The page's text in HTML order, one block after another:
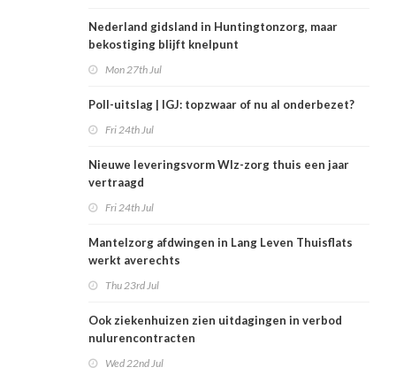
Nederland gidsland in Huntingtonzorg, maar
bekostiging blijft knelpunt
Mon 27th Jul
Poll-uitslag | IGJ: topzwaar of nu al onderbezet?
Fri 24th Jul
Nieuwe leveringsvorm Wlz-zorg thuis een jaar
vertraagd
Fri 24th Jul
Mantelzorg afdwingen in Lang Leven Thuisflats
werkt averechts
Thu 23rd Jul
Ook ziekenhuizen zien uitdagingen in verbod
nulurencontracten
Wed 22nd Jul